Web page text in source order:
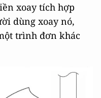
xoay tích hợp
dùng xoay nó,
trình đơn khác